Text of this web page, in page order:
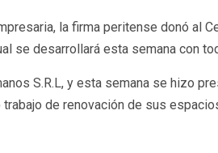
la firma peritense donó al
se desarrollará esta semana con
S.R.L, y esta semana se hizo
trabajo de renovación de sus